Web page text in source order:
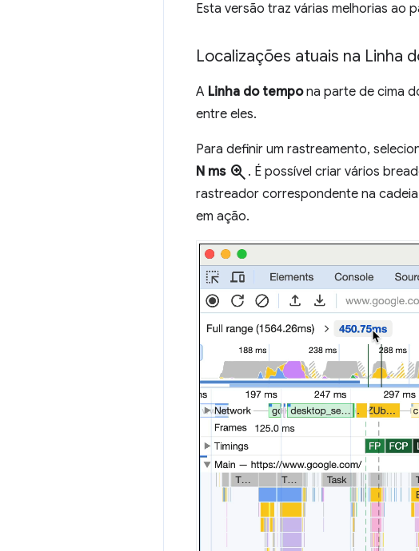
Esta versão traz várias melhorias ao
Localizações atuais na Linha
A Linha do tempona parte de cima
entre eles.
Para definir um rastreamento,
N ms zoom_in . É possível criar vários
rastreador correspondente na
em ação.